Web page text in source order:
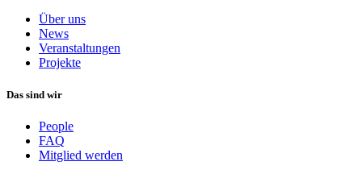
Über uns
News
Veranstaltungen
Projekte
Das sind wir
People
FAQ
Mitglied werden